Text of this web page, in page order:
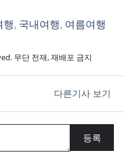
행, 국내여행, 여름여행
무단 전재, 재배포 금지
다른기사 보기